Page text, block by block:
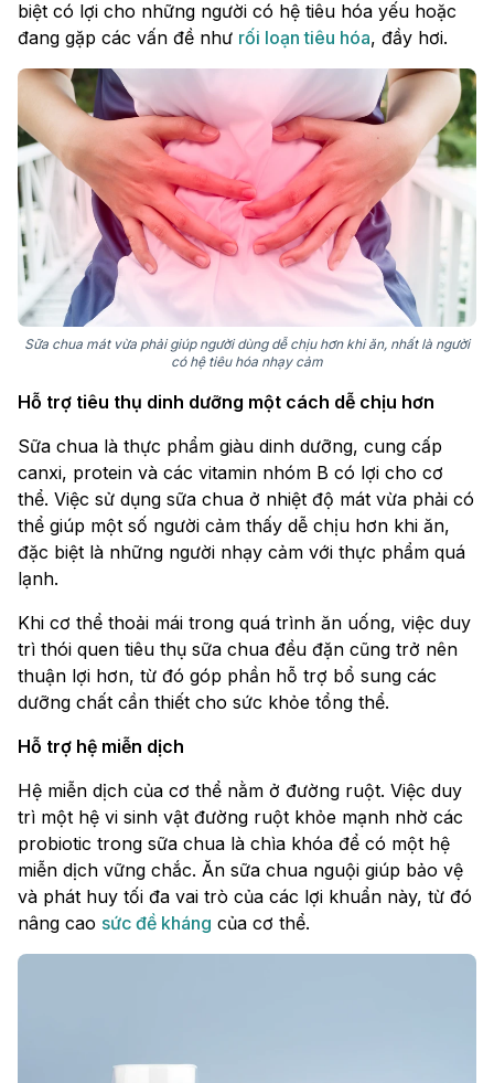
biệt có lợi cho những người có hệ tiêu hóa yếu hoặc
đang gặp các vấn đề như rối loạn tiêu hóa, đầy hơi.
Sữa chua mát vừa phải giúp người dùng dễ chịu hơn khi ăn, nhất là người
có hệ tiêu hóa nhạy cảm
Hỗ trợ tiêu thụ dinh dưỡng một cách dễ chịu hơn
Sữa chua là thực phẩm giàu dinh dưỡng, cung cấp
canxi, protein và các vitamin nhóm B có lợi cho cơ
thể. Việc sử dụng sữa chua ở nhiệt độ mát vừa phải có
thể giúp một số người cảm thấy dễ chịu hơn khi ăn,
đặc biệt là những người nhạy cảm với thực phẩm quá
lạnh.
Khi cơ thể thoải mái trong quá trình ăn uống, việc duy
trì thói quen tiêu thụ sữa chua đều đặn cũng trở nên
thuận lợi hơn, từ đó góp phần hỗ trợ bổ sung các
dưỡng chất cần thiết cho sức khỏe tổng thể.
Hỗ trợ hệ miễn dịch
Hệ miễn dịch của cơ thể nằm ở đường ruột. Việc duy
trì một hệ vi sinh vật đường ruột khỏe mạnh nhờ các
probiotic trong sữa chua là chìa khóa để có một hệ
miễn dịch vững chắc. Ăn sữa chua nguội giúp bảo vệ
và phát huy tối đa vai trò của các lợi khuẩn này, từ đó
nâng cao sức đề kháng của cơ thể.